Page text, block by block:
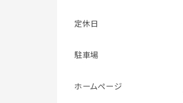
定休日
駐車場
ホームページ